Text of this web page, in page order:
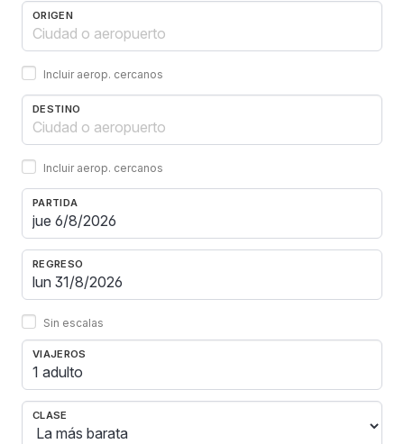
ORIGEN
Incluir aerop. cercanos
DESTINO
Incluir aerop. cercanos
PARTIDA
REGRESO
Sin escalas
VIAJEROS
1 adulto
CLASE